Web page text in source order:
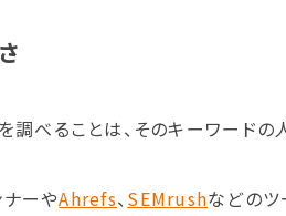
べることは、そのキーワードの
ーやAhrefs、SEMrushなどの